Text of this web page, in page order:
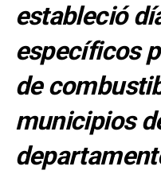
estableció
específicos
de
municipios